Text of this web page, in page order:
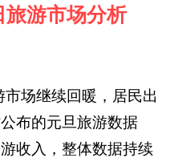
游市场分析
场继续回暖，居民出
布的元旦旅游数据
收入，整体数据持续